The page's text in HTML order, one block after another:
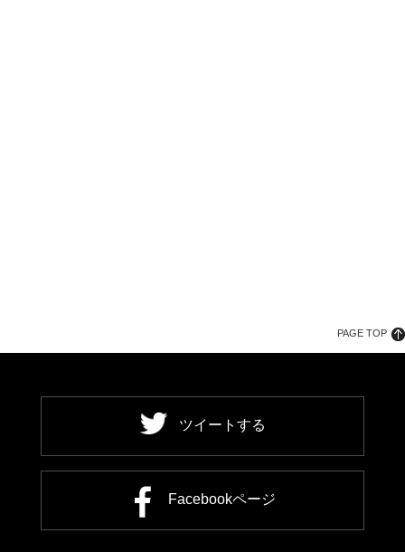
PAGE TOP
ツイートする
Facebookページ